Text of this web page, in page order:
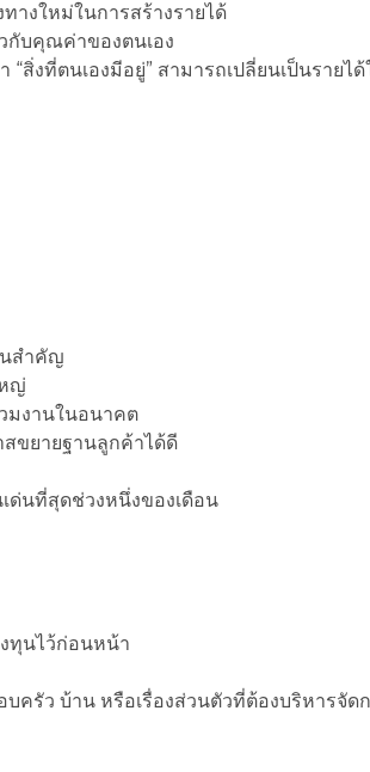
างใหม่ในการสร้างรายได้
กับคุณค่าของตนเอง
สิ่งที่ตนเองมีอยู่” สามารถเปลี่ยนเป็นรายไ
สำคัญ
ญ่
มงานในอนาคต
ขยายฐานลูกค้าได้ดี
ด่นที่สุดช่วงหนึ่งของเดือน
ทุนไว้ก่อนหน้า
บครัว บ้าน หรือเรื่องส่วนตัวที่ต้องบริหารจัด